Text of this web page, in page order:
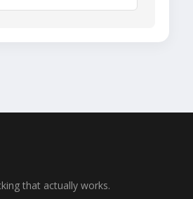
that actually works.